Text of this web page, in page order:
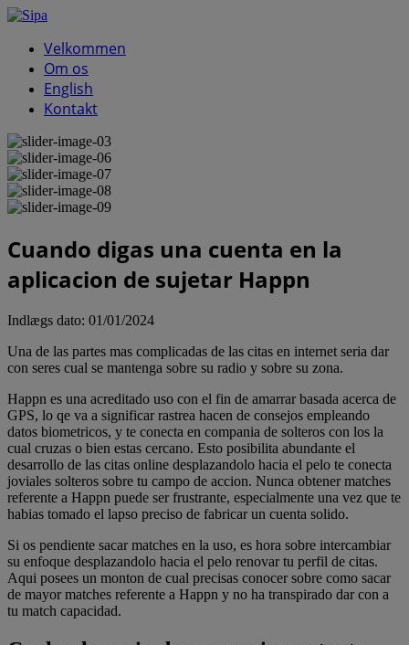
Velkommen
Om os
English
Kontakt
Cuando digas una cuenta en la
aplicacion de sujetar Happn
Indlægs dato: 01/01/2024
Una de las partes mas complicadas de las citas en internet seri­a dar
con seres cual se mantenga sobre su radio y sobre su zona.
Happn es una acreditado uso con el fin de amarrar basada acerca de
GPS, lo qe va a significar rastrea hacen de consejos empleando
datos biometricos, y te conecta en compania de solteros con los la
cual cruzas o bien estas cercano. Esto posibilita abundante el
desarrollo de las citas online desplazandolo hacia el pelo te conecta
joviales solteros sobre tu campo de accion. Nunca obtener matches
referente a Happn puede ser frustrante, especialmente una vez que te
habias tomado el lapso preciso de fabricar un cuenta solido.
Si os pendiente sacar matches en la uso, es hora sobre intercambiar
su enfoque desplazandolo hacia el pelo renovar tu perfil de citas.
Aqui posees un monton de cual precisas conocer sobre como sacar
de mayor matches referente a Happn y no ha transpirado dar con a
tu match capacidad.